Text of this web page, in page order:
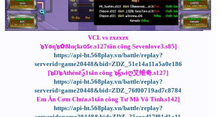
VCL vs zxzxzx
๖Y๏ƞ๖✿ßłαçҟɾօꜱє.s127tấn công Sevenlove3.s85]
https://api-ht.568play.vn/battle/replay?
serverid=game20448&bid=ZDZ_51e14a11a5a0e186
[๖D๖Athénēۣۜ.s1tấn công ๖ۣۜkwiღ艾维奇.s127]
https://api-ht.568play.vn/battle/replay?
serverid=game20448&bid=ZDZ_76f00719ad7c8784
Em Ăn Cơm Chưa.s1tấn công Tư Mã Vô Tình.s142]
https://api-ht.568play.vn/battle/replay?